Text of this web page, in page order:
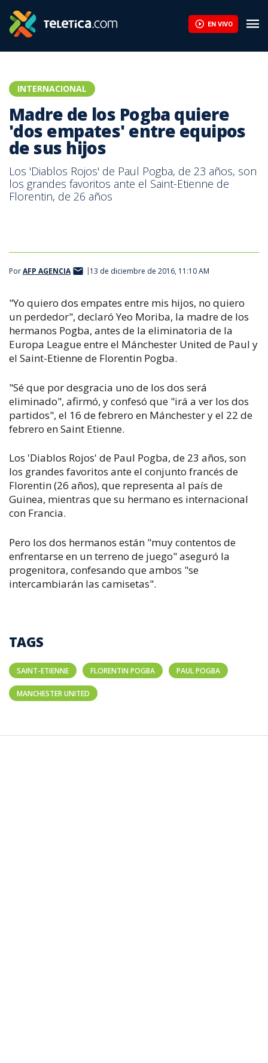
EN VIVO
INTERNACIONAL
Madre de los Pogba quiere
'dos empates' entre equipos
de sus hijos
Los 'Diablos Rojos' de Paul Pogba, de 23 años, son
los grandes favoritos ante el Saint-Etienne de
Florentin, de 26 años
PorAFP AGENCIA 13 de diciembre de 2016, 11:10 AM
"Yo quiero dos empates entre mis hijos, no quiero
un perdedor", declaró Yeo Moriba, la madre de los
hermanos Pogba, antes de la eliminatoria de la
Europa League entre el Mánchester United de Paul y
el Saint-Etienne de Florentin Pogba.
"Sé que por desgracia uno de los dos será
eliminado", afirmó, y confesó que "irá a ver los dos
partidos", el 16 de febrero en Mánchester y el 22 de
febrero en Saint Etienne.
Los 'Diablos Rojos' de Paul Pogba, de 23 años, son
los grandes favoritos ante el conjunto francés de
Florentin (26 años), que representa al país de
Guinea, mientras que su hermano es internacional
con Francia.
Pero los dos hermanos están "muy contentos de
enfrentarse en un terreno de juego" aseguró la
progenitora, confesando que ambos "se
intercambiarán las camisetas".
TAGS
SAINT-ETIENNE FLORENTIN POGBA PAUL POGBA
MANCHESTER UNITED